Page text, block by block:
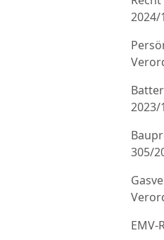
2024/
2023/
305/
EMV-